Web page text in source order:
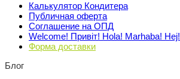
Калькулятор Кондитера
Публичная оферта
Соглашение на ОПД
Welcome! Привіт! Hola! Marhaba! Hej!
Форма доставки
Блог